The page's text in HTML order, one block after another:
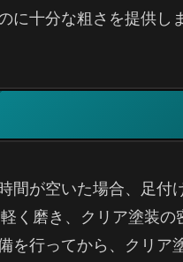
に十分な粗さを提供し
間が空いた場合、足
く磨き、クリア塗装
を行ってから、クリア